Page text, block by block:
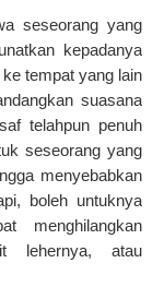
seseorang yang
kepadanya
tempat yang lain
suasana
telahpun penuh
seseorang yang
menyebabkan
boleh untuknya
menghilangkan
lehernya, atau